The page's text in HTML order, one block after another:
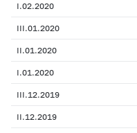
I.02.2020
III.01.2020
II.01.2020
I.01.2020
III.12.2019
II.12.2019